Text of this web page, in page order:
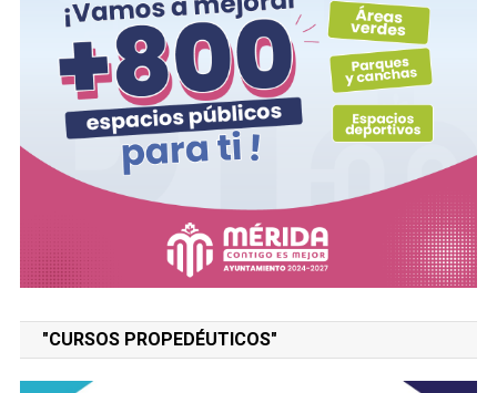
"CURSOS PROPEDÉUTICOS"